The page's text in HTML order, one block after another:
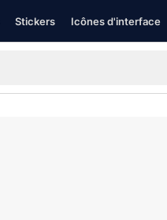
Stickers Icônes d'interface